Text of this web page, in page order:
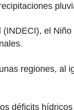
el
regiones, al
déficits